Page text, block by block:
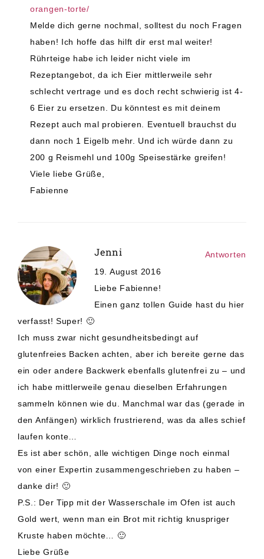
orangen-torte/
Melde dich gerne nochmal, solltest du noch Fragen
haben! Ich hoffe das hilft dir erst mal weiter!
Rührteige habe ich leider nicht viele im
Rezeptangebot, da ich Eier mittlerweile sehr
schlecht vertrage und es doch recht schwierig ist 4-
6 Eier zu ersetzen. Du könntest es mit deinem
Rezept auch mal probieren. Eventuell brauchst du
dann noch 1 Eigelb mehr. Und ich würde dann zu
200 g Reismehl und 100g Speisestärke greifen!
Viele liebe Grüße,
Fabienne
Jenni
19. August 2016
Liebe Fabienne!
Einen ganz tollen Guide hast du hier
verfasst! Super! 🙂
Ich muss zwar nicht gesundheitsbedingt auf
glutenfreies Backen achten, aber ich bereite gerne das
ein oder andere Backwerk ebenfalls glutenfrei zu – und
ich habe mittlerweile genau dieselben Erfahrungen
sammeln können wie du. Manchmal war das (gerade in
den Anfängen) wirklich frustrierend, was da alles schief
laufen konte…
Es ist aber schön, alle wichtigen Dinge noch einmal
von einer Expertin zusammengeschrieben zu haben –
danke dir! 🙂
P.S.: Der Tipp mit der Wasserschale im Ofen ist auch
Gold wert, wenn man ein Brot mit richtig knuspriger
Kruste haben möchte… 🙂
Liebe Grüße
Antworten